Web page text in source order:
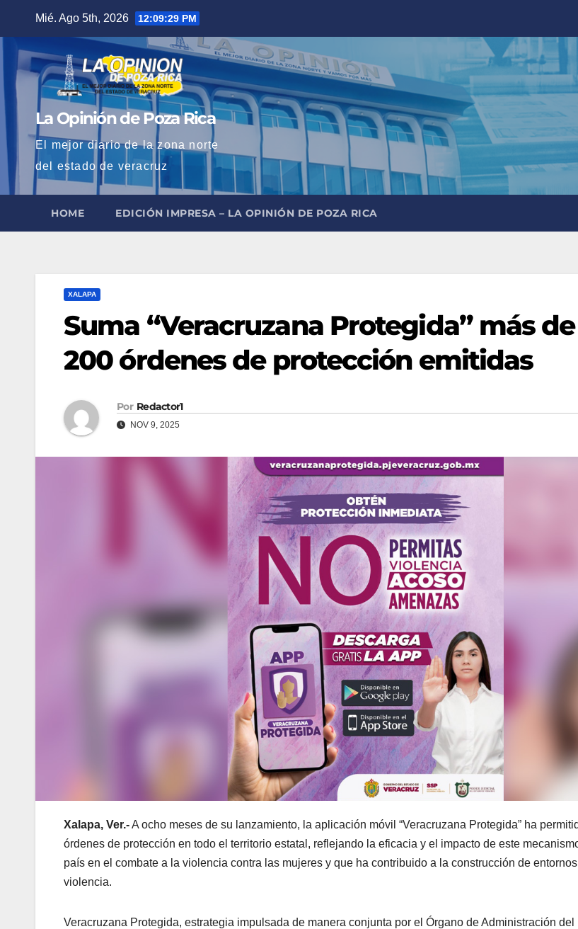
contenido
Mié. Ago 5th, 2026 12:09:30 PM
La Opinión de Poza Rica
El mejor diario de la zona norte
del estado de veracruz
HOME EDICIÓN IMPRESA – LA OPINIÓN DE POZA RICA
XALAPA
Suma “Veracruzana Protegida” más
200 órdenes de protección emitidas
Por Redactor1
NOV 9, 2025
Xalapa, Ver.-A ocho meses de su lanzamiento, la aplicación móvil “Veracruzana Protegida” ha
órdenes de protección en todo el territorio estatal, reflejando la eficacia y el impacto de este
país en el combate a la violencia contra las mujeres y que ha contribuido a la construcción de
violencia.
Veracruzana Protegida, estrategia impulsada de manera conjunta por el Órgano de Administración